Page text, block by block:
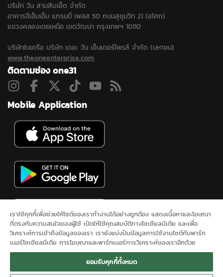
บริษัท วัน สามสิบเอ็ด จำกัด
อาคารจีเอ็มเอ็ม แกรมมี่ เพลส 50 ถนนสุขุมวิท 21 (อโศก)
แขวงคลองเตยเหนือ เขตวัฒนา กรุงเทพฯ 10110
บริษัทในเครือ บริษัท เดอะ วัน เอ็นเตอร์ไพรส์ จำกัด (มหาชน)
www.theoneenterprise.com
ติดตามช่อง one31
Mobile Application
ดูสดช่อง 31 ละคร ซิตคอม&ซีรีส์ ข่าวช่องวัน ผังรายการ
นโยบาย
ความเป็นส่วนตัว
ONEE ติดต่อเรา
เราใช้คุกกี้เพื่อช่วยให้ไซต์ของเราทำงานได้อย่างถูกต้อง แสดงเนื้อหาและโฆษณา
ที่ตรงกับความสนใจของผู้ใช้ เปิดให้ใช้คุณสมบัติทางโซเชียลมีเดีย และเพื่อ
วิเคราะห์การเข้าถึงข้อมูลของเรา เรายังแบ่งปันข้อมูลการใช้งานไซต์กับพาร์ท
เนอร์โซเชียลมีเดีย การโฆษณาและพาร์ทเนอร์การวิเคราะห์ของเราอีกด้วย
ยอมรับคุกกี้ทั้งหมด